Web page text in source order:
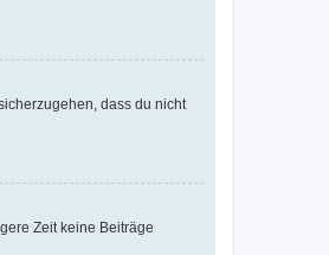
dass du nicht
Zeit keine Beiträge